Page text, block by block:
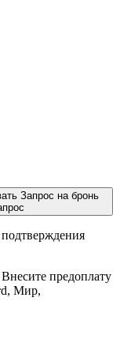
Запрос на бронь
предоплату
Мир,